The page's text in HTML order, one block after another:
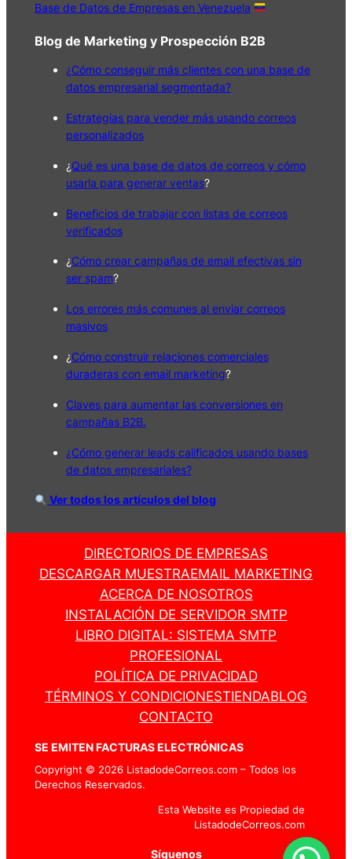
Base de Datos de Empresas en Venezuela
Blog de Marketing y Prospección B2B
¿Cómo conseguir más clientes con una base de
datos empresarial segmentada?
Estrategias para vender más usando correos
personalizados
¿Qué es una base de datos de correos y cómo
usarla para generar ventas?
Beneficios de trabajar con listas de correos
verificados
¿Cómo crear campañas de email efectivas sin
ser spam?
Los errores más comunes al enviar correos
masivos
¿Cómo construir relaciones comerciales
duraderas con email marketing?
Claves para aumentar las conversiones en
campañas B2B.
¿Cómo generar leads calificados usando bases
de datos empresariales?
Ver todos los artículos del blog
DIRECTORIOS DE EMPRESAS
DESCARGAR MUESTRAEMAIL MARKETING
ACERCA DE NOSOTROS
INSTALACIÓN DE SERVIDOR SMTP
LIBRO DIGITAL: SISTEMA SMTP
PROFESIONAL
POLÍTICA DE PRIVACIDAD
TÉRMINOS Y CONDICIONESTIENDABLOG
CONTACTO
SE EMITEN FACTURAS ELECTRÓNICAS
Copyright © 2026 ListadodeCorreos.com – Todos los
Derechos Reservados.
Esta Website es Propiedad de
ListadodeCorreos.com
Síguenos